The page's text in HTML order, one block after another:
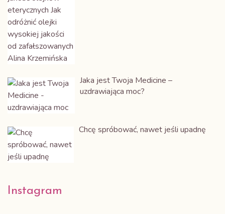
Jaka jest Twoja Medicine –
uzdrawiająca moc?
Chcę spróbować, nawet jeśli upadnę
Instagram